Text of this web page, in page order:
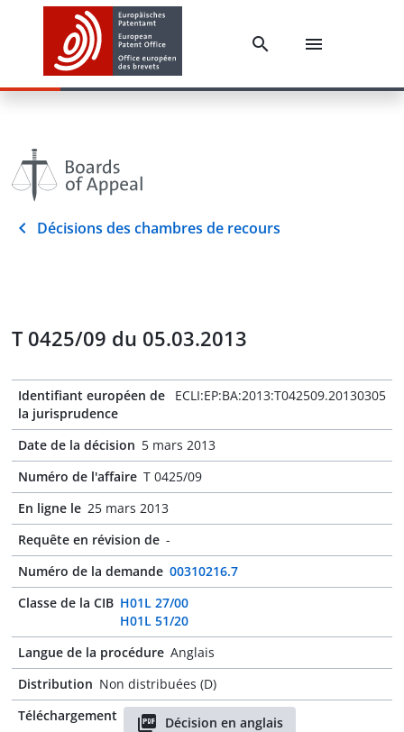
Décisions des chambres de recours
T 0425/09 du 05.03.2013
Identifiant européen de
la jurisprudence
ECLI:EP:BA:2013:T042509.20130305
Date de la décision 5 mars 2013
Numéro de l'affaire T 0425/09
En ligne le 25 mars 2013
Requête en révision de -
Numéro de la demande 00310216.7
Classe de la CIB H01L 27/00
H01L 51/20
Langue de la procédure Anglais
Distribution Non distribuées (D)
Téléchargement
Décision en anglais